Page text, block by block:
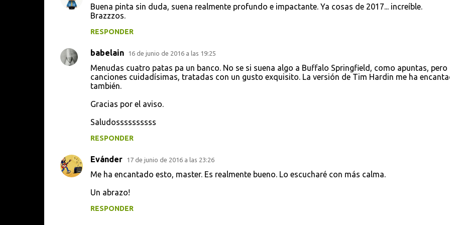
n
Buena pinta sin duda, suena realmente profundo e impactante. Ya cosas de 2017... increíble.
Brazzzos.
RESPONDER
babelain 16 de junio de 2016 a las 19:25
Menudas cuatro patas pa un banco. No se si suena algo a Buffalo Springfield, como apuntas, pero
canciones cuidadísimas, tratadas con un gusto exquisito. La versión de Tim Hardin me ha
también.
Gracias por el aviso.
Saludossssssssss
RESPONDER
Evánder 17 de junio de 2016 a las 23:26
Me ha encantado esto, master. Es realmente bueno. Lo escucharé con más calma.
Un abrazo!
RESPONDER